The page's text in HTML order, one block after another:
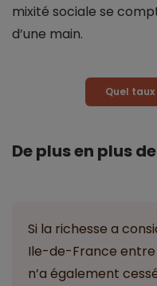
mixité sociale se
d’une main.
Quel
De plus en plus
Si la richesse a
Ile-de-France entre
n’a également